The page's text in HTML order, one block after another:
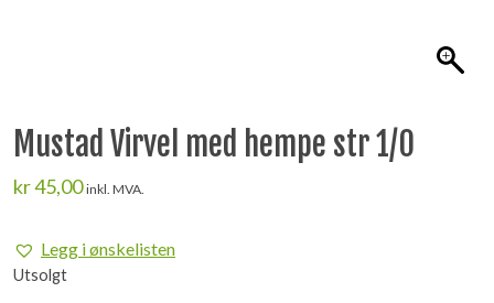
Mustad Virvel med hempe str 1/0
kr45,00 inkl. MVA.
Legg i ønskelisten
Utsolgt